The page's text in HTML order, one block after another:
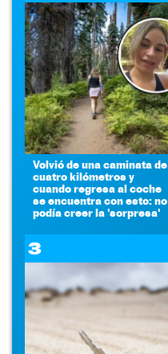
Volvió de una caminata de
cuatro kilómetros y
cuando regresa al coche
se encuentra con esto: no
podía creer la 'sorpresa'
3